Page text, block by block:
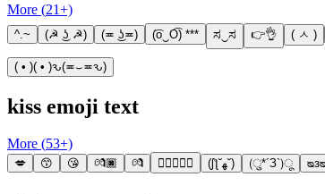
More (21+)
^.~ (☭ ͜ʖ ☭) (≖ ͜ʖ≖) (͡o‿O͡) *** ಸ‿ಸ 👉👌 ( ㅅ )
( • )( • )ԅ(≖⌣≖ԅ)
kiss emoji text
More (53+)
💋 😙 😘 💏🏿 💏 👨🏼‍❤️‍💋‍👩 (ʃƪ˘ﻬ˘) (ु*´З`)ू